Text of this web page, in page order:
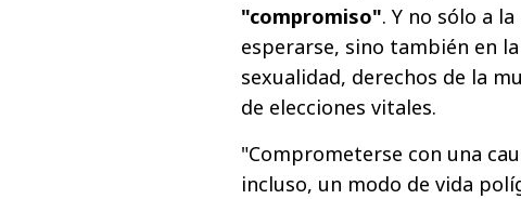
"compromiso". Y no sólo a
esperarse, sino también en
sexualidad, derechos de la
de elecciones vitales.
"Comprometerse con una
incluso, un modo de vida